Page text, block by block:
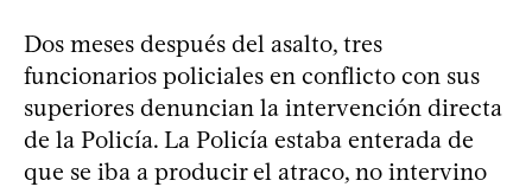
Dos meses después del asalto, tres
funcionarios policiales en conflicto con sus
superiores denuncian la intervención directa
de la Policía. La Policía estaba enterada de
que se iba a producir el atraco, no intervino